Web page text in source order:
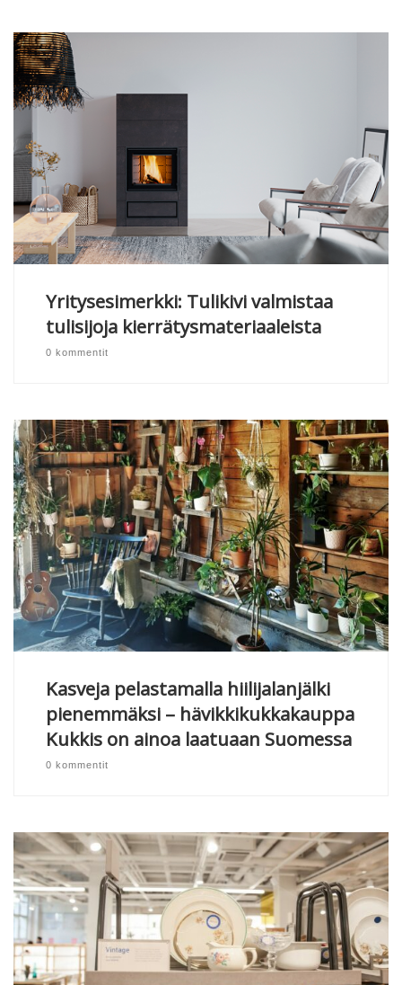
Yritysesimerkki: Tulikivi valmistaa
tulisijoja kierrätysmateriaaleista
0 kommentit
Kasveja pelastamalla hiilijalanjälki
pienemmäksi – hävikkikukkakauppa
Kukkis on ainoa laatuaan Suomessa
0 kommentit